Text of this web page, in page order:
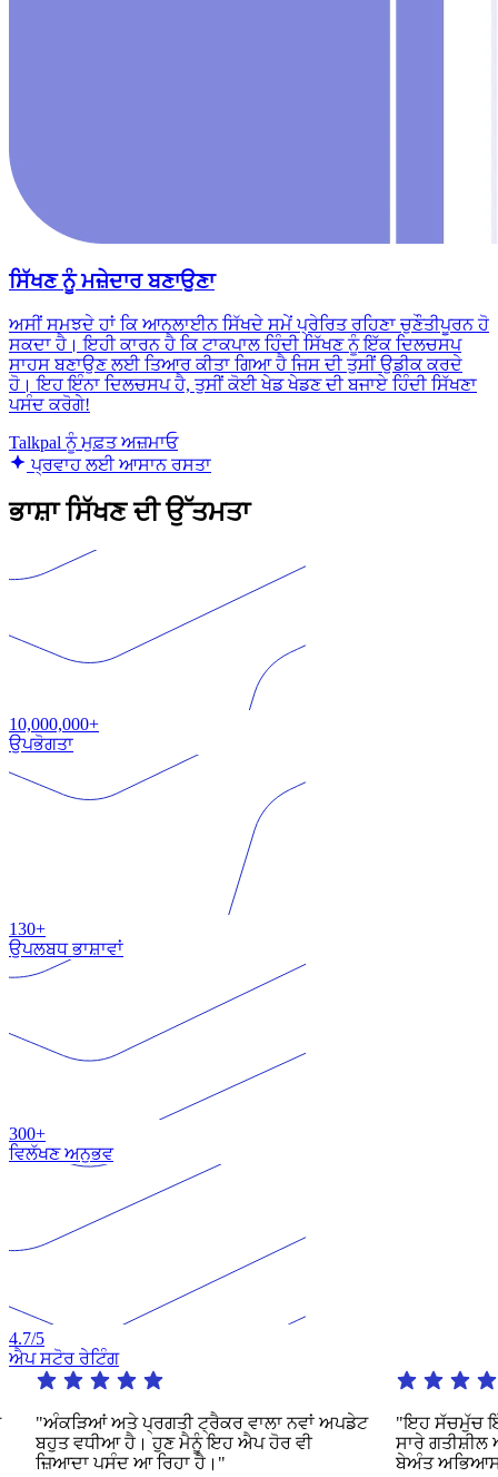
ਸਿੱਖਣ ਨੂੰ ਮਜ਼ੇਦਾਰ ਬਣਾਉਣਾ
ਅਸੀਂ ਸਮਝਦੇ ਹਾਂ ਕਿ ਆਨਲਾਈਨ ਸਿੱਖਦੇ ਸਮੇਂ ਪ੍ਰੇਰਿਤ ਰਹਿਣਾ ਚੁਣੌਤੀਪੂਰਨ ਹੋ
ਸਕਦਾ ਹੈ। ਇਹੀ ਕਾਰਨ ਹੈ ਕਿ ਟਾਕਪਾਲ ਹਿੰਦੀ ਸਿੱਖਣ ਨੂੰ ਇੱਕ ਦਿਲਚਸਪ
ਸਾਹਸ ਬਣਾਉਣ ਲਈ ਤਿਆਰ ਕੀਤਾ ਗਿਆ ਹੈ ਜਿਸ ਦੀ ਤੁਸੀਂ ਉਡੀਕ ਕਰਦੇ
ਹੋ। ਇਹ ਇੰਨਾ ਦਿਲਚਸਪ ਹੈ, ਤੁਸੀਂ ਕੋਈ ਖੇਡ ਖੇਡਣ ਦੀ ਬਜਾਏ ਹਿੰਦੀ ਸਿੱਖਣਾ
ਪਸੰਦ ਕਰੋਗੇ!
Talkpal ਨੂੰ ਮੁਫ਼ਤ ਅਜ਼ਮਾਓ
ਪ੍ਰਵਾਹ ਲਈ ਆਸਾਨ ਰਸਤਾ
ਭਾਸ਼ਾ ਸਿੱਖਣ ਦੀ ਉੱਤਮਤਾ
10,000,000+
ਉਪਭੋਗਤਾ
130+
ਉਪਲਬਧ ਭਾਸ਼ਾਵਾਂ
300+
ਵਿਲੱਖਣ ਅਨੁਭਵ
4.7/5
ਐਪ ਸਟੋਰ ਰੇਟਿੰਗ
"ਅੰਕੜਿਆਂ ਅਤੇ ਪ੍ਰਗਤੀ ਟ੍ਰੈਕਰ ਵਾਲਾ ਨਵਾਂ ਅਪਡੇਟ
ਬਹੁਤ ਵਧੀਆ ਹੈ। ਹੁਣ ਮੈਨੂੰ ਇਹ ਐਪ ਹੋਰ ਵੀ
ਜ਼ਿਆਦਾ ਪਸੰਦ ਆ ਰਿਹਾ ਹੈ।"
"ਇਹ ਸੱਚਮੁੱਚ ਇੱਕ
ਸਾਰੇ ਗਤੀਸ਼ੀਲ
ਬੇਅੰਤ ਅਭਿਆਸ